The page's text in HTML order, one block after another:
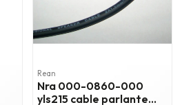
Rean
Nra 000-0860-000
yls215 cable parlante